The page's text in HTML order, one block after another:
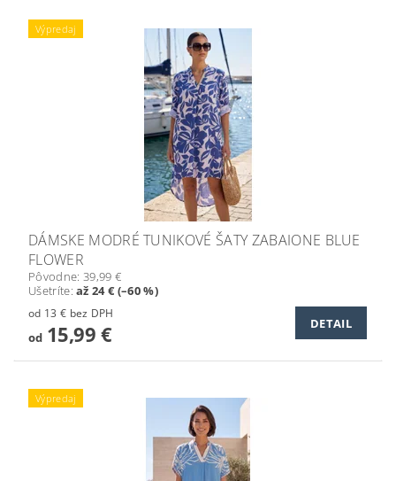
Výpredaj
DÁMSKE MODRÉ TUNIKOVÉ ŠATY ZABAIONE BLUE
FLOWER
Pôvodne: 39,99 €
Ušetríte:až 24 € (–60 %)
od 13 € bez DPH
od15,99 € DETAIL
Výpredaj